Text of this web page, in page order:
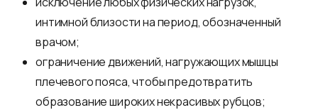
интимной близости на период, обозначенный
врачом;
ограничение движений, нагружающих мышцы
плечевого пояса, чтобы предотвратить
образование широких некрасивых рубцов;